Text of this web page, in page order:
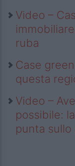
Video –
ruba
Case
questa
Video –
possibile:
punta